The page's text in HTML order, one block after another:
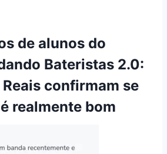
de alunos do
Bateristas 2.0:
confirmam se
realmente bom